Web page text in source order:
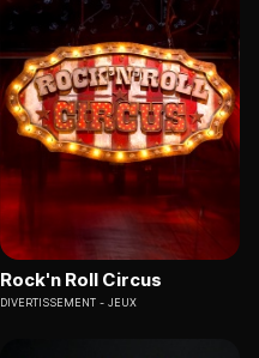
Rock'n Roll Circus
DIVERTISSEMENT JEUX